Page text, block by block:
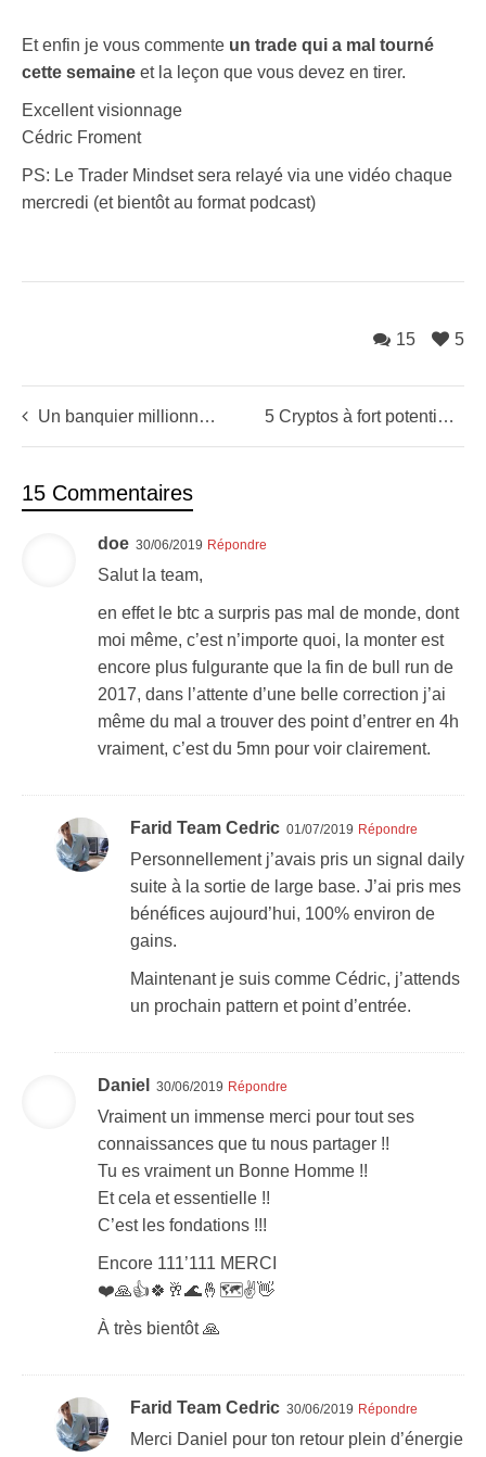
Et enfin je vous commente un trade qui a mal tourné
cette semaine et la leçon que vous devez en tirer.
Excellent visionnage
Cédric Froment
PS: Le Trader Mindset sera relayé via une vidéo chaque
mercredi (et bientôt au format podcast)
5
15
Un banquier millionnaire répond à une jeune femme cherchant un homme riche 5 Cryptos à fort potentiel (et le grand retour de l’or !)
15 Commentaires
doe 30/06/2019 Répondre
Salut la team,
en effet le btc a surpris pas mal de monde, dont
moi même, c’est n’importe quoi, la monter est
encore plus fulgurante que la fin de bull run de
2017, dans l’attente d’une belle correction j’ai
même du mal a trouver des point d’entrer en 4h
vraiment, c’est du 5mn pour voir clairement.
Farid Team Cedric 01/07/2019 Répondre
Personnellement j’avais pris un signal daily
suite à la sortie de large base. J’ai pris mes
bénéfices aujourd’hui, 100% environ de
gains.
Maintenant je suis comme Cédric, j’attends
un prochain pattern et point d’entrée.
Daniel 30/06/2019 Répondre
Vraiment un immense merci pour tout ses
connaissances que tu nous partager !!
Tu es vraiment un Bonne Homme !!
Et cela et essentielle !!
C’est les fondations !!!
Encore 111’111 MERCI
❤️🙏👍🍀🥂🌊🤞🗺✌️👋
À très bientôt 🙏
Farid Team Cedric 30/06/2019 Répondre
Merci Daniel pour ton retour plein d’énergie